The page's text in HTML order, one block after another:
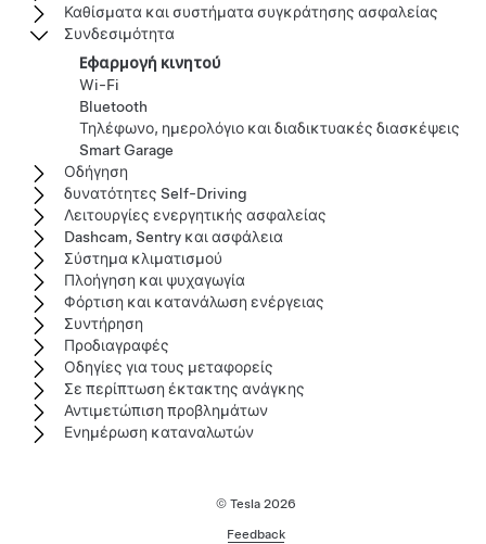
Καθίσματα και συστήματα συγκράτησης ασφαλείας
Συνδεσιμότητα
Εφαρμογή κινητού
Wi-Fi
Bluetooth
Τηλέφωνο, ημερολόγιο και διαδικτυακές διασκέψεις
Smart Garage
Οδήγηση
δυνατότητες Self-Driving
Λειτουργίες ενεργητικής ασφαλείας
Dashcam, Sentry και ασφάλεια
Σύστημα κλιματισμού
Πλοήγηση και ψυχαγωγία
Φόρτιση και κατανάλωση ενέργειας
Συντήρηση
Προδιαγραφές
Οδηγίες για τους μεταφορείς
Σε περίπτωση έκτακτης ανάγκης
Αντιμετώπιση προβλημάτων
Ενημέρωση καταναλωτών
© Tesla 2026
Feedback